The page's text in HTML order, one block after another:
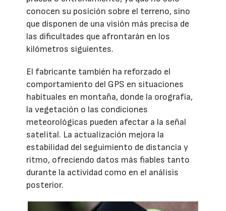
conocen su posición sobre el terreno, sino
que disponen de una visión más precisa de
las dificultades que afrontarán en los
kilómetros siguientes.
El fabricante también ha reforzado el
comportamiento del GPS en situaciones
habituales en montaña, donde la orografía,
la vegetación o las condiciones
meteorológicas pueden afectar a la señal
satelital. La actualización mejora la
estabilidad del seguimiento de distancia y
ritmo, ofreciendo datos más fiables tanto
durante la actividad como en el análisis
posterior.